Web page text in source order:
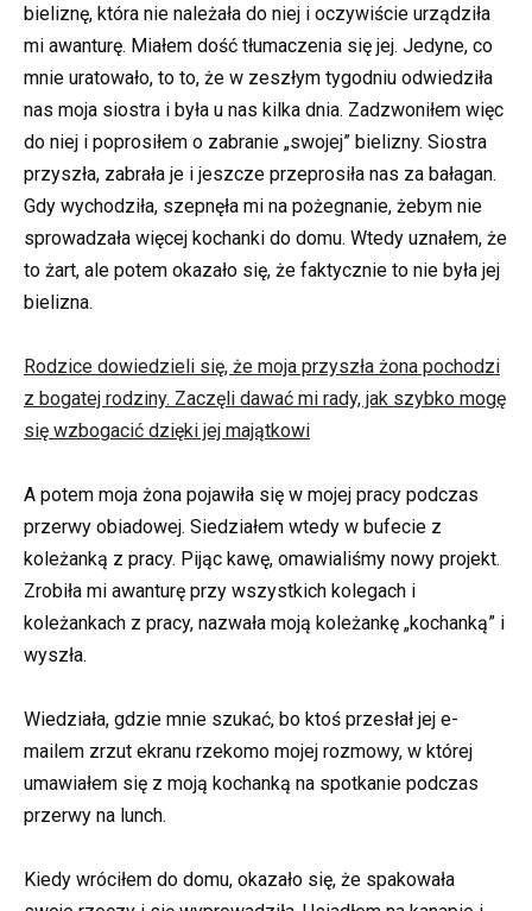
bieliznę, która nie należała do niej i oczywiście urządziła
mi awanturę. Miałem dość tłumaczenia się jej. Jedyne, co
mnie uratowało, to to, że w zeszłym tygodniu odwiedziła
nas moja siostra i była u nas kilka dnia. Zadzwoniłem więc
do niej i poprosiłem o zabranie „swojej” bielizny. Siostra
przyszła, zabrała je i jeszcze przeprosiła nas za bałagan.
Gdy wychodziła, szepnęła mi na pożegnanie, żebym nie
sprowadzała więcej kochanki do domu. Wtedy uznałem, że
to żart, ale potem okazało się, że faktycznie to nie była jej
bielizna.
Rodzice dowiedzieli się, że moja przyszła żona pochodzi
z bogatej rodziny. Zaczęli dawać mi rady, jak szybko mogę
się wzbogacić dzięki jej majątkowi
A potem moja żona pojawiła się w mojej pracy podczas
przerwy obiadowej. Siedziałem wtedy w bufecie z
koleżanką z pracy. Pijąc kawę, omawialiśmy nowy projekt.
Zrobiła mi awanturę przy wszystkich kolegach i
koleżankach z pracy, nazwała moją koleżankę „kochanką” i
wyszła.
Wiedziała, gdzie mnie szukać, bo ktoś przesłał jej e-
mailem zrzut ekranu rzekomo mojej rozmowy, w której
umawiałem się z moją kochanką na spotkanie podczas
przerwy na lunch.
Kiedy wróciłem do domu, okazało się, że spakowała